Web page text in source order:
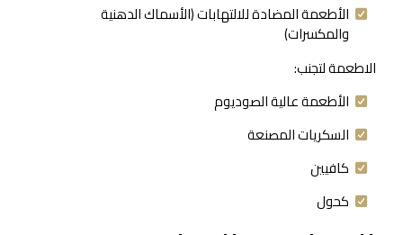
الأطعمة المضادة للالتهابات (الأسماك الدهنية
والمكسرات)
الاطعمة لتجنب:
الأطعمة عالية الصوديوم
السكريات المصنعة
كافيين
كحول